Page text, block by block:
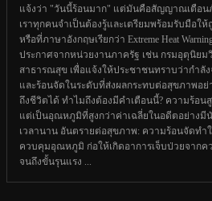
แจ้งว่า "วันนี้ร้อนมาก" แต่มันคือสัญญาณเตือน
เราทุกคนจำเป็นต้องรู้และเตรียมพร้อมรับมือใ
หรือที่ภาษาอังกฤษเรียกว่า Extreme Heat
ประกาศจากหน่วยงานภาครัฐ เช่น กรมอุตุนิย
สาธารณสุข เพื่อแจ้งให้ประชาชนทราบว่ากำลั
และร้อนจัดในระดับที่ส่งผลกระทบต่อสุขภาพอย่
ถึงชีวิตได้ ทำไมถึงต้องมีคำเตือนนี้? ความร้อ
แต่เป็นอุณหภูมิที่สูงกว่าค่าเฉลี่ยในอดีตอย่างมี
เวลานาน อันตรายต่อสุขภาพ: ความร้อนจัดทำ
ควบคุมอุณหภูมิ ก่อให้เกิดอาการเจ็บป่วยจากค
จนถึงขั้นรุนแรง ...